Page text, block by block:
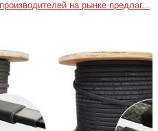
на рынке предлаг...